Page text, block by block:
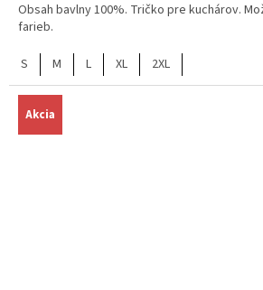
Obsah bavlny 100%. Tričko pre kuchárov.
farieb.
S M L XL 2XL
Akcia